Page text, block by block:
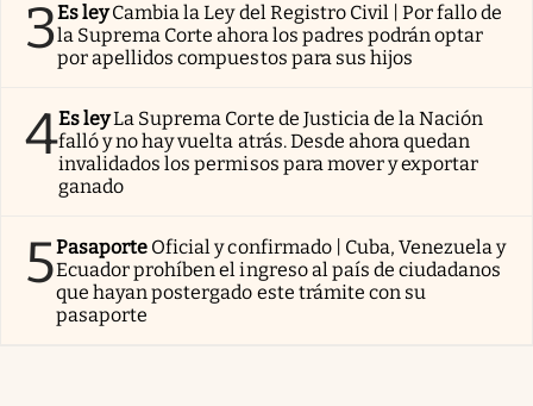
3Es ley Cambia la Ley del Registro Civil | Por fallo de
la Suprema Corte ahora los padres podrán optar
por apellidos compuestos para sus hijos
4Es leyLa Suprema Corte de Justicia de la Nación
falló y no hay vuelta atrás. Desde ahora quedan
invalidados los permisos para mover y exportar
ganado
5Pasaporte Oficial y confirmado | Cuba, Venezuela y
Ecuador prohíben el ingreso al país de ciudadanos
que hayan postergado este trámite con su
pasaporte